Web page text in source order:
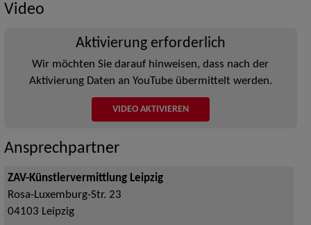
Video
Aktivierung erforderlich
Wir möchten Sie darauf hinweisen, dass nach der
Aktivierung Daten an YouTube übermittelt werden.
VIDEO AKTIVIEREN
Ansprechpartner
ZAV-Künstlervermittlung Leipzig
Rosa-Luxemburg-Str. 23
04103 Leipzig